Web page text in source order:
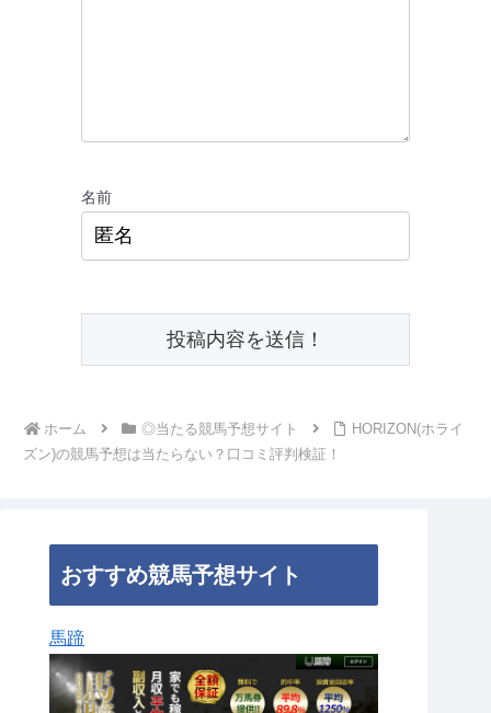
名前
ホーム ◎当たる競馬予想サイト
HORIZON(ホライ
ズン)の競馬予想は当たらない？口コミ評判検証！
おすすめ競馬予想サイト
馬蹄